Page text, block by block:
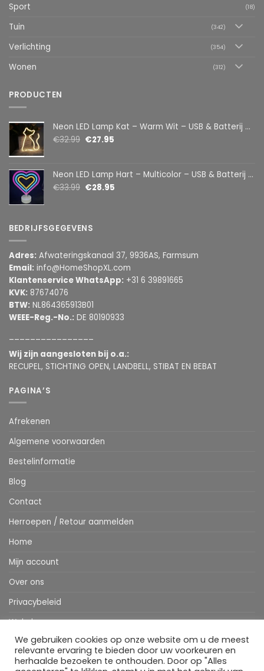
Sport (18)
Tuin (342)
Verlichting (354)
Wonen (312)
PRODUCTEN
Neon LED Lamp Kat – Warm Wit – USB & Batterij – Decoratieve Tafellamp voor Kinderkamer – 28,5 x 24,5 cm
€32.99 €27.95
Neon LED Lamp Hart – Multicolor – USB & Batterij – Hartvormige Sfeerlamp – Kinderkamer & Slaapkamer – 25,2 x 23 cm
€33.99 €28.95
BEDRIJFSGEGEVENS
Adres: Afwateringskanaal 37, 9936AS, Farmsum
Email: info@HomeShopXL.com
Klantenservice WhatsApp: +31 6 39891665
KVK: 87674076
BTW: NL864365913B01
WEEE-Reg.-No.: DE 80190933
Wij zijn aangesloten bij o.a.:
RECUPEL, STICHTING OPEN, LANDBELL, STIBAT EN BEBAT
PAGINA’S
Afrekenen
Algemene voorwaarden
Bestelinformatie
Blog
Contact
Herroepen / Retour aanmelden
Home
Mijn account
Over ons
Privacybeleid
Webshop
Winkelwagen
We gebruiken cookies op onze website om u de meest
relevante ervaring te bieden door uw voorkeuren en
herhaalde bezoeken te onthouden. Door op "Alles